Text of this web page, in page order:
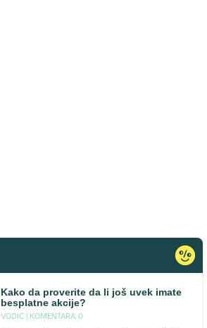
Kako da proverite da li još uvek imate
besplatne akcije?
VODIC | KOMENTARA: 0